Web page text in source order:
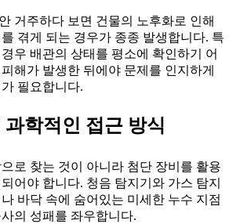
거주하다 보면 건물의 노후화로 인해
겪게 되는 경우가 종종 발생합니다. 특
우 배관의 상태를 평소에 확인하기 어
해가 발생한 뒤에야 문제를 인지하게
필요합니다.
학적인 접근 방식
로 찾는 것이 아니라 첨단 장비를 활용
어야 합니다. 청음 탐지기와 가스 탐지
바닥 속에 숨어있는 미세한 누수 지점
의 성패를 좌우합니다.